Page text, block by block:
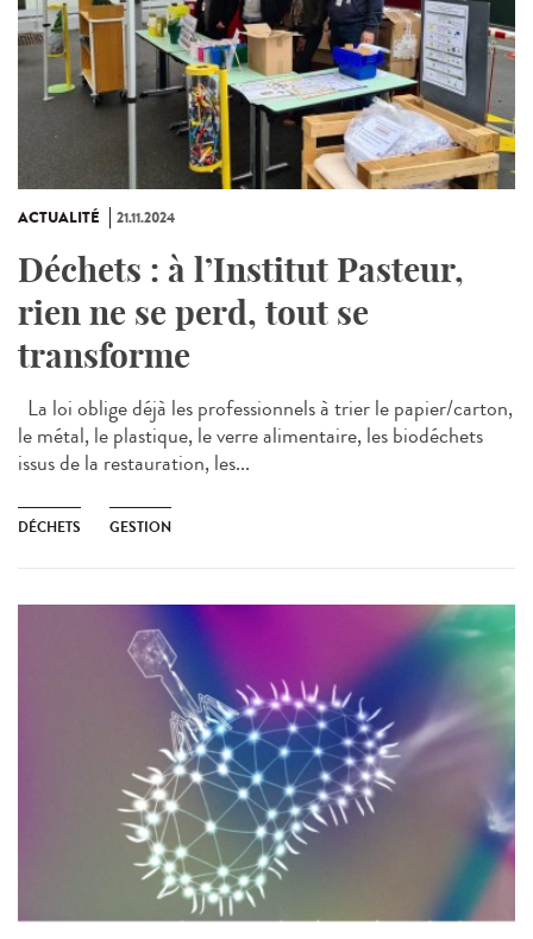
ACTUALITÉ 21.11.2024
Déchets : à l’Institut Pasteur,
rien ne se perd, tout se
transforme
La loi oblige déjà les professionnels à trier le papier/carton,
le métal, le plastique, le verre alimentaire, les biodéchets
issus de la restauration, les...
DÉCHETS GESTION